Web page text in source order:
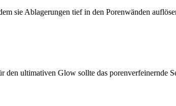
sie Ablagerungen tief in den Porenwänden
ultimativen Glow sollte das porenverfeinernde